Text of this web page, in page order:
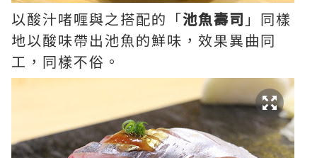
以酸汁啫喱與之搭配的「池魚壽司 」同樣
地以酸味帶出池魚的鮮味，效果異曲同
工，同樣不俗。